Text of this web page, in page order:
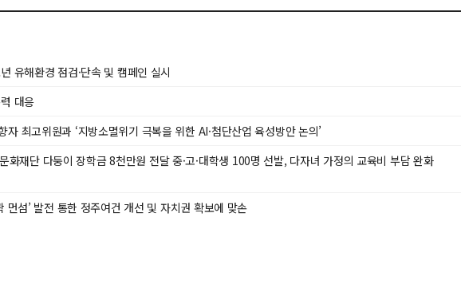
유해환경 점검·단속 및 캠페인 실시
대응
자 최고위원과 ‘지방소멸위기 극복을 위한 AI·첨단산업 육성방안 논의’
화재단 다둥이 장학금 8천만원 전달 중·고·대학생 100명 선발, 다자녀 가정의 교육비 부담 완화
먼섬’ 발전 통한 정주여건 개선 및 자치권 확보에 맞손